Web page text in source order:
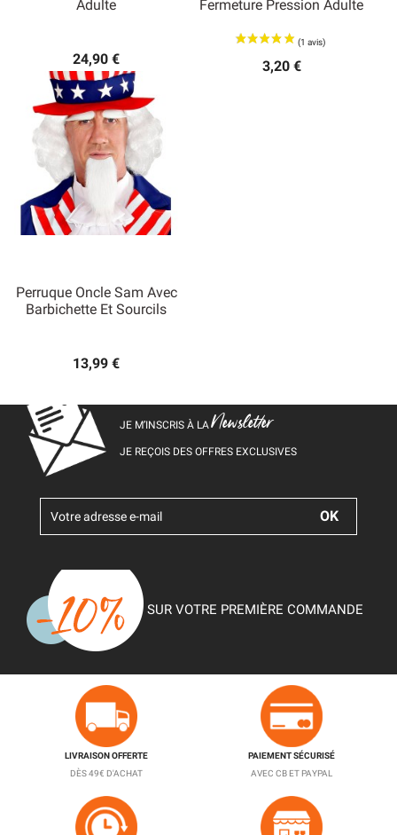
Adulte
24,90 €
Fermeture Pression Adulte
3,20 €
Perruque Oncle Sam Avec
Barbichette Et Sourcils
13,99 €
JE M’INSCRIS À LANewsletter
JE REÇOIS DES OFFRES EXCLUSIVES
SUR VOTRE PREMIÈRE COMMANDE
LIVRAISON OFFERTE
DÈS 49€ D'ACHAT
PAIEMENT SÉCURISÉ
AVEC CB ET PAYPAL